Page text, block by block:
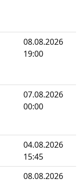
08.08.2026
19:00
07.08.2026
00:00
04.08.2026
15:45
08.08.2026